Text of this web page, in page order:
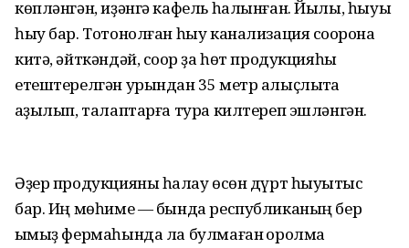
көпләнгән, иҙәнгә кафель һалынған. Йылы, һыуыҡ
һыу бар. Тотонолған һыу канализация соҡорона
китә, әйткәндәй, соҡор ҙа һөт продукцияһы
етештерелгән урындан 35 метр алыҫлыҡта
ҡаҙылып, талаптарға тура килтереп эшләнгән.
Әҙер продукцияны һаҡлау өсөн дүрт һыуытҡыс
бар. Иң мөһиме — бында республиканың бер
ҡымыҙ фермаһында ла булмаған ҡоролма